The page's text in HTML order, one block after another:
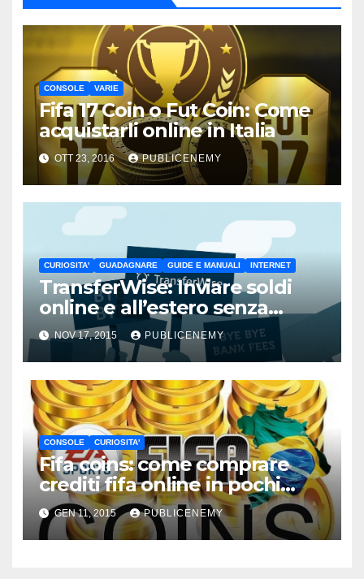
CONSOLE VARIE
Fifa 17 Coin o Fut Coin: Come
acquistarli online in Italia
OTT 23, 2016 PUBLICENEMY
CURIOSITA' GUADAGNARE GUIDE E MANUALI INTERNET
TransferWise: Inviare soldi
online e all’estero senza
pagare commissioni
NOV 17, 2015 PUBLICENEMY
CONSOLE CURIOSITA'
Fifa coins: come comprare
crediti fifa online in pochi
minuti
GEN 11, 2015 PUBLICENEMY